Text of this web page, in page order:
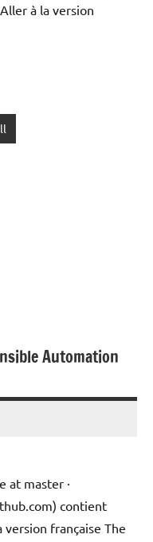
à la version
Automation
at master ·
contient
française The